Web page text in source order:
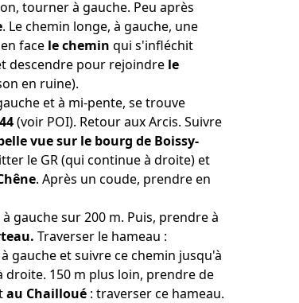
tourner à gauche. Peu après
. Le chemin longe, à gauche, une
face le chemin qui s'infléchit
descendre pour rejoindre le
en ruine).
et à mi-pente, se trouve
(voir POI). Retour aux Arcis. Suivre
vue sur le bourg de Boissy-
le GR (qui continue à droite) et
. Après un coude, prendre en
à gauche sur 200 m. Puis, prendre à
Traverser le hameau :
gauche et suivre ce chemin jusqu'à
droite. 150 m plus loin, prendre de
au Chailloué : traverser ce hameau.